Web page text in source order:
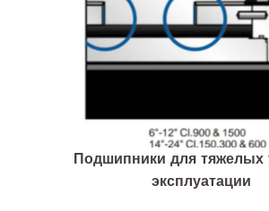
Подшипники для тяжелых
эксплуатации